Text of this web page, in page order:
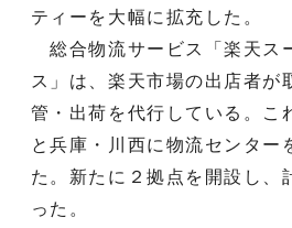
ティーを大幅に拡充した。
総合物流サービス「楽天ス
ス」は、楽天市場の出店者が
管・出荷を代行している。こ
と兵庫・川西に物流センター
た。新たに２拠点を開設し、
った。